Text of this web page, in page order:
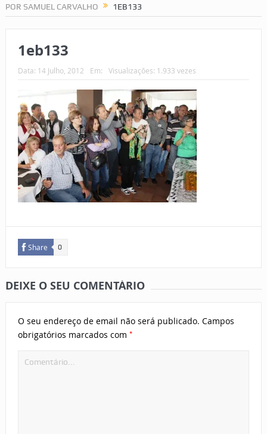
POR SAMUEL CARVALHO
1EB133
1eb133
Data: 14 Julho, 2012 Em: Visualizações: 1.933 vezes
Share 0
DEIXE O SEU COMENTÁRIO
O seu endereço de email não será publicado. Campos
obrigatórios marcados com *